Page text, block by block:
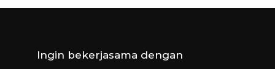
Ingin bekerjasama dengan